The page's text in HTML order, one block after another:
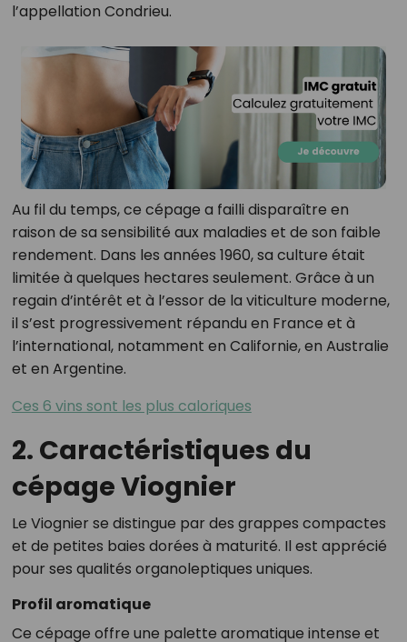
l’appellation Condrieu.
Au fil du temps, ce cépage a failli disparaître en
raison de sa sensibilité aux maladies et de son faible
rendement. Dans les années 1960, sa culture était
limitée à quelques hectares seulement. Grâce à un
regain d’intérêt et à l’essor de la viticulture moderne,
il s’est progressivement répandu en France et à
l’international, notamment en Californie, en Australie
et en Argentine.
Ces 6 vins sont les plus caloriques
2. Caractéristiques du
cépage Viognier
Le Viognier se distingue par des grappes compactes
et de petites baies dorées à maturité. Il est apprécié
pour ses qualités organoleptiques uniques.
Profil aromatique
Ce cépage offre une palette aromatique intense et